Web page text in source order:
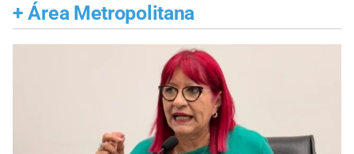
+ Área Metropolitana